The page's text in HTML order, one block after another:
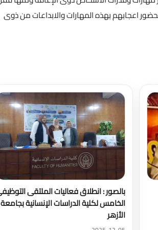
اعجابهم بهذه المهارات والابداعات من ذوى
بالصور : انطلاق فعاليات الملتقى
الخامس لكلية الدراسات الإنسانية بجامعة
الأزهر